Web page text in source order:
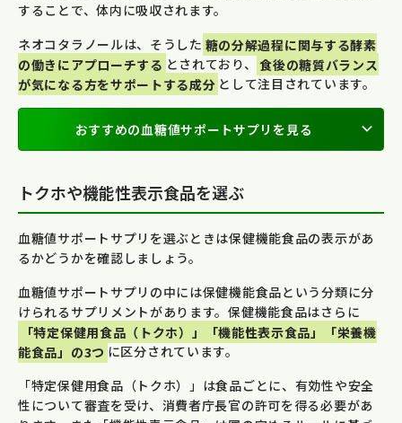
することで、体内に吸収されます。
ネオコタラノールは、そうした 糖の分解過程に関与する酵素
の働きにアプローチする とされており、
食後の糖質バランス
が気になる方をサポートする成分 として注目されています。
おすすめの血糖値サポートサプリを見る
トクホや機能性表示食品を選ぶ
血糖値サポートサプリを選ぶときは保健機能食品の表示があ
るかどうかを確認しましょう。
血糖値サポートサプリの中には保健機能食品という分類に分
けられるサプリメントがあります。保健機能食品はさらに
「特定保健用食品（トクホ）」「機能性表示食品」「栄養機
能食品」の3つ に区分されています。
「特定保健用食品（トクホ）」は食品ごとに、有効性や安全
性について審査を受け、消費者庁長官の許可を得る必要があ